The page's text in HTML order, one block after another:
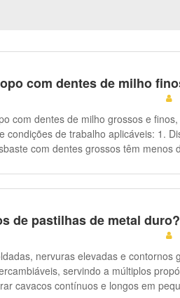
com dentes de milho
com dentes de milho grossos e finos,
de trabalho aplicáveis: 1. Disposição dos
com dentes grossos têm menos
contêm dentes de milho mais
cavacos é limitado. 2. Capacidade de
e lidam bem com metais não
entupimento de cavacos. As fresas
com carga leve e média, em
e resistência a impactos. Elas
de pastilhas de metal duro?
nervuras elevadas e contornos
servindo a múltiplos